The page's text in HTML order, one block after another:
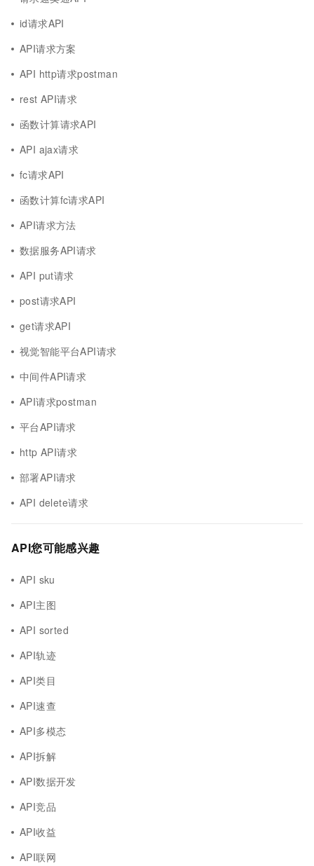
id请求API
API请求方案
API http请求postman
rest API请求
函数计算请求API
API ajax请求
fc请求API
函数计算fc请求API
API请求方法
数据服务API请求
API put请求
post请求API
get请求API
视觉智能平台API请求
中间件API请求
API请求postman
平台API请求
http API请求
部署API请求
API delete请求
API您可能感兴趣
API sku
API主图
API sorted
API轨迹
API类目
API速查
API多模态
API拆解
API数据开发
API竞品
API收益
API联网